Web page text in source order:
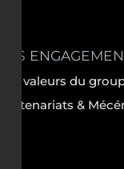
LES
Les valeurs du
Partenariats &